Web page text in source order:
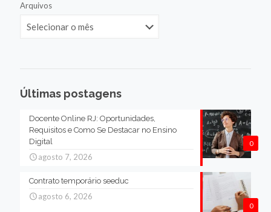
Arquivos
Últimas postagens
0
Docente Online RJ: Oportunidades,
Requisitos e Como Se Destacar no Ensino
Digital
agosto 7, 2026
0
Contrato temporário seeduc
agosto 6, 2026